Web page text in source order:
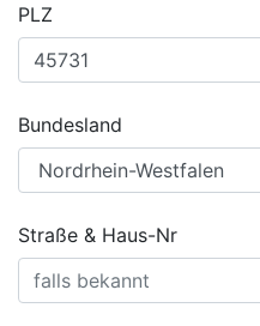
PLZ
Bundesland
Straße & Haus-Nr